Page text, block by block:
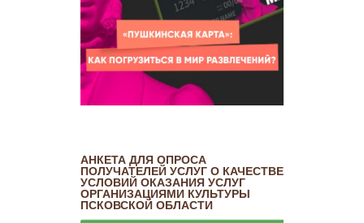
АНКЕТА ДЛЯ ОПРОСА
ПОЛУЧАТЕЛЕЙ УСЛУГ О КАЧЕСТВЕ
УСЛОВИЙ ОКАЗАНИЯ УСЛУГ
ОРГАНИЗАЦИЯМИ КУЛЬТУРЫ
ПСКОВСКОЙ ОБЛАСТИ